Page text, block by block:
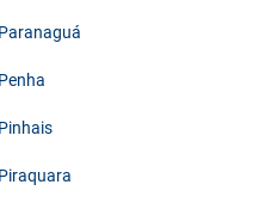
Paranaguá
Penha
Pinhais
Piraquara